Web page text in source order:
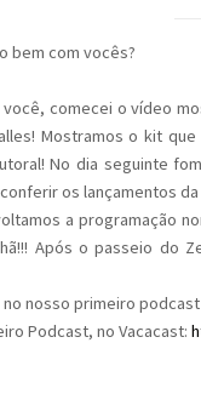
bem com vocês?
comecei o vídeo
Mostramos o kit
No dia seguinte
os lançamentos
a programação
Após o passeio do
nosso primeiro podcast
Podcast, no Vacacast: